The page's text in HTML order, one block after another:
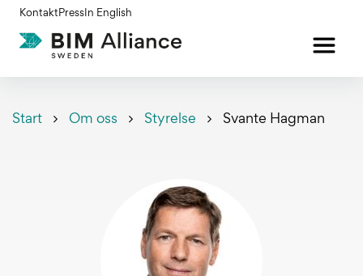
innehållet
Kontakt Press In English
Start Om oss Styrelse Svante Hagman